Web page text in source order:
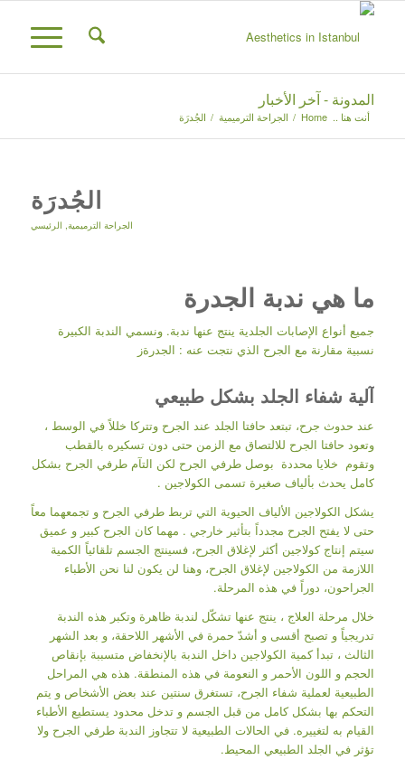
المدونة - آخر الأخبار
أنت هنا .. Home
/ الجراحة الترميمية / الجُدرَة
الجُدرَة
الجراحة الترميمية, الرئيسي
ما هي ندبة الجدرة
جميع أنواع الإصابات الجلدية ينتج عنها ندبة. ونسمي الندبة الكبيرة
نسبية مقارنة مع الجرح الذي نتجت عنه : الجدرةز
آلية شفاء الجلد بشكل طبيعي
عند حدوث جرح، تبتعد حافتا الجلد عند الجرح وتتركا خللاً في الوسط ،
وتعود حافتا الجرح للالتصاق مع الزمن حتى دون تسكيره بالقطب
وتقوم خلايا محددة بوصل طرفي الجرح لكن التآم طرفي الجرح بشكل
كامل يحدث بألياف صغيرة تسمى الكولاجين .
يشكل الكولاجين الألياف الحيوية التي تربط طرفي الجرح و تجمعهما معاً
حتى لا يفتح الجرح مجدداً بتأثير خارجي . مهما كان الجرح كبير و عميق
سيتم إنتاج كولاجين أكثر لإغلاق الجرح، فسينتج الجسم تلقائياً الكمية
اللازمة من الكولاجين لإغلاق الجرح، وهنا لن يكون لنا نحن الأطباء
الجراحون، دوراً في هذه المرحلة.
خلال مرحلة العلاج ، ينتج عنها تشكّل لندبة ظاهرة وتكبر هذه الندبة
تدريجياً و تصبح أقسى و أشدّ حمرة في الأشهر اللاحقة، و بعد الشهر
الثالث ، تبدأ كمية الكولاجين داخل الندبة بالإنخفاض متسببة بإنقاص
الحجم و اللون الأحمر و النعومة في هذه المنطقة. هذه هي المراحل
الطبيعية لعملية شفاء الجرح، تستغرق سنتين عند بعض الأشخاص و يتم
التحكم بها بشكل كامل من قبل الجسم و تدخل محدود يستطيع الأطباء
القيام به لتغييره. في الحالات الطبيعية لا تتجاوز الندبة طرفي الجرح ولا
تؤثر في الجلد الطبيعي المحيط.